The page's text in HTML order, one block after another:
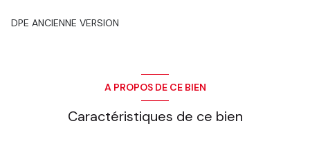
DPE ANCIENNE VERSION
A PROPOS DE CE BIEN
Caractéristiques de ce bien